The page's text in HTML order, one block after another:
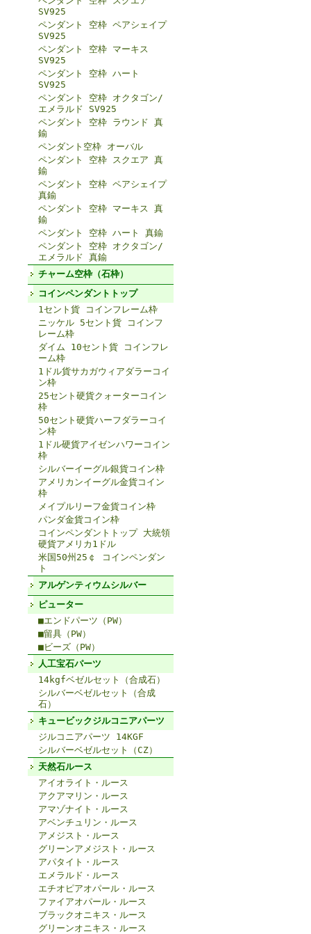
SV925
ペンダント 空枠 ペアシェイプ
SV925
ペンダント 空枠 マーキス
SV925
ペンダント 空枠 ハート
SV925
ペンダント 空枠 オクタゴン/
エメラルド SV925
ペンダント 空枠 ラウンド 真
鍮
ペンダント空枠 オーバル
ペンダント 空枠 スクエア 真
鍮
ペンダント 空枠 ペアシェイプ
真鍮
ペンダント 空枠 マーキス 真
鍮
ペンダント 空枠 ハート 真鍮
ペンダント 空枠 オクタゴン/
エメラルド 真鍮
チャーム空枠（石枠）
コインペンダントトップ
1セント貨 コインフレーム枠
ニッケル 5セント貨 コインフ
レーム枠
ダイム 10セント貨 コインフレ
ーム枠
1ドル貨サカガウィアダラーコイ
ン枠
25セント硬貨クォーターコイン
枠
50セント硬貨ハーフダラーコイ
ン枠
1ドル硬貨アイゼンハワーコイン
枠
シルバーイーグル銀貨コイン枠
アメリカンイーグル金貨コイン
枠
メイプルリーフ金貨コイン枠
パンダ金貨コイン枠
コインペンダントトップ 大統領
硬貨アメリカ1ドル
米国50州25￠ コインペンダン
ト
アルゲンティウムシルバー
ピューター
■エンドパーツ（PW）
■留具（PW）
■ビーズ（PW）
人工宝石パーツ
14kgfベゼルセット（合成石）
シルバーベゼルセット（合成
石）
キュービックジルコニアパーツ
ジルコニアパーツ 14KGF
シルバーベゼルセット（CZ）
天然石ルース
アイオライト・ルース
アクアマリン・ルース
アマゾナイト・ルース
アベンチュリン・ルース
アメジスト・ルース
グリーンアメジスト・ルース
アパタイト・ルース
エメラルド・ルース
エチオピアオパール・ルース
ファイアオパール・ルース
ブラックオニキス・ルース
グリーンオニキス・ルース